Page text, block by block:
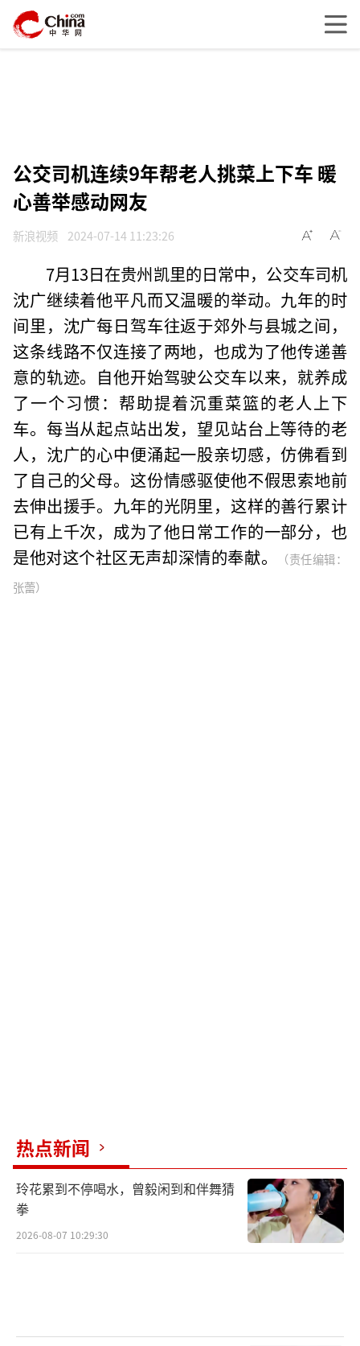
公交司机连续9年帮老人挑菜上下车 暖
心善举感动网友
新浪视频 2024-07-14 11:23:26
7月13日在贵州凯里的日常中，公交车司机
沈广继续着他平凡而又温暖的举动。九年的时
间里，沈广每日驾车往返于郊外与县城之间，
这条线路不仅连接了两地，也成为了他传递善
意的轨迹。自他开始驾驶公交车以来，就养成
了一个习惯：帮助提着沉重菜篮的老人上下
车。每当从起点站出发，望见站台上等待的老
人，沈广的心中便涌起一股亲切感，仿佛看到
了自己的父母。这份情感驱使他不假思索地前
去伸出援手。九年的光阴里，这样的善行累计
已有上千次，成为了他日常工作的一部分，也
是他对这个社区无声却深情的奉献。
（责任编辑：
张蕾）
热点新闻
玲花累到不停喝水，曾毅闲到和伴舞猜
拳
2026-08-07 10:29:30